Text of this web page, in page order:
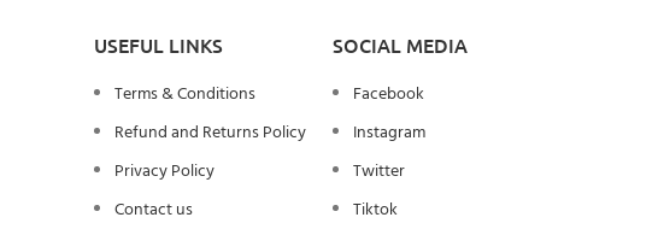
USEFUL LINKS
Terms & Conditions
Refund and Returns Policy
Privacy Policy
Contact us
SOCIAL MEDIA
Facebook
Instagram
Twitter
Tiktok